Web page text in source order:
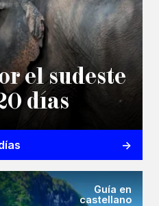
el sudeste
días
Guía en
castellano